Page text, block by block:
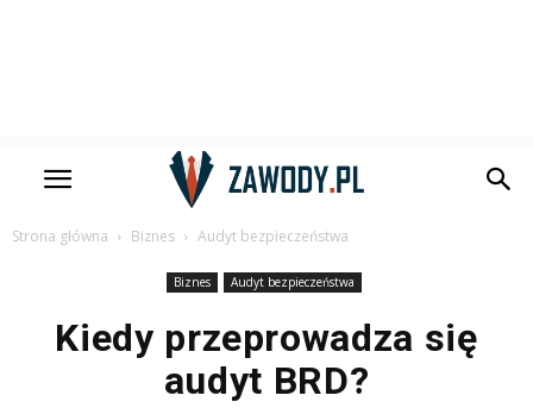
Strona główna Biznes Audyt bezpieczeństwa
Biznes Audyt bezpieczeństwa
Kiedy przeprowadza się
audyt BRD?